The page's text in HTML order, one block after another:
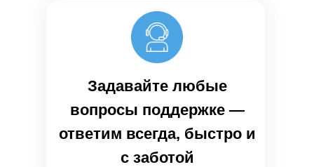
Задавайте любые
вопросы поддержке —
ответим всегда, быстро и
с заботой